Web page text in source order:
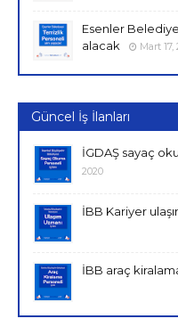
Esenler
alacak
Mart 17,
Güncel İş İlanları
İGDAŞ sayaç
2020
İBB Kariyer
İBB araç